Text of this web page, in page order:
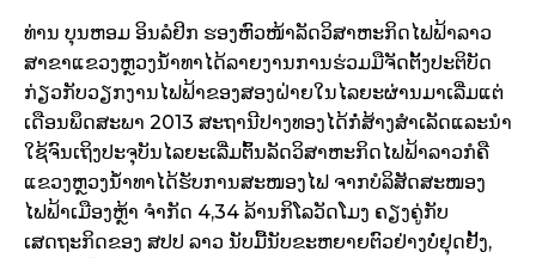
ທ່ານ ບຸນຫອມ ອິນລໍຢິກ ຮອງຫົວໜ້າລັດວິສາຫະກິດໄຟຟ້າລາວ
ສາຂາແຂວງຫຼວງນ້ຳທາໄດ້ລາຍງານການຮ່ວມມືຈັດຕັ້ງປະຕິບັດ
ກ່ຽວກັບວຽກງານໄຟຟ້າຂອງສອງຝ່າຍໃນໄລຍະຜ່ານມາເລີ່ມແຕ່
ເດືອນພຶດສະພາ 2013 ສະຖານີປາງທອງໄດ້ກໍ່ສ້າງສຳເລັດແລະນຳ
ໃຊ້ຈົນເຖິງປະຈຸບັນໄລຍະເລີ່ມຕົ້ນລັດວິສາຫະກິດໄຟຟ້າລາວກໍຄື
ແຂວງຫຼວງນ້ຳທາໄດ້ຮັບການສະໜອງໄຟ ຈາກບໍລິສັດສະໜອງ
ໄຟຟ້າເມືອງຫຼ້າ ຈຳກັດ 4,34 ລ້ານກິໂລວັດໂມງ ຄຽງຄູ່ກັບ
ເສດຖະກິດຂອງ ສປປ ລາວ ນັບມື້ນັບຂະຫຍາຍຕົວຢ່າງບໍ່ຢຸດຢັ້ງ,